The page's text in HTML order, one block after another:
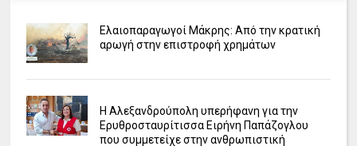
Ελαιοπαραγωγοί Μάκρης: Από την κρατική
αρωγή στην επιστροφή χρημάτων
Η Αλεξανδρούπολη υπερήφανη για την
Ερυθροσταυρίτισσα Ειρήνη Παπάζογλου
που συμμετείχε στην ανθρωπιστική